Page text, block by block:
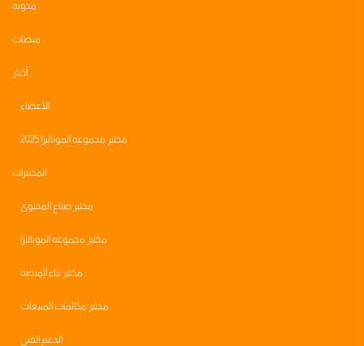
مدونه
منصات
أخبار
الأعضاء
مختبر مجموعه الموناليزا 2025
المختبرات
مختبر صناع المحتوى
مختبر مجموعه الموناليزا
مختبر بناء المنصه
مختبر مكالمات المبيعات
الدعم الفني